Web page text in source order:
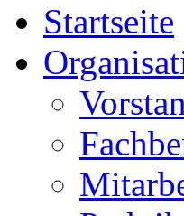
Startseite